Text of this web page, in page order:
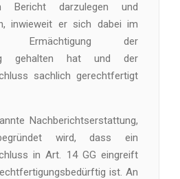
darzulegen und
inwieweit er sich dabei im
Ermächtigung der
gehalten hat und der
sachlich gerechtfertigt
Nachberichtserstattung,
wird, dass ein
in Art. 14 GG eingreift
ist. An